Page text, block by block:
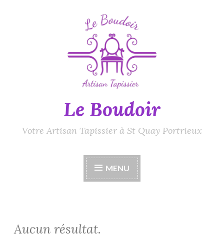
Le Boudoir
Votre Artisan Tapissier à St Quay Portrieux
MENU
Aucun résultat.